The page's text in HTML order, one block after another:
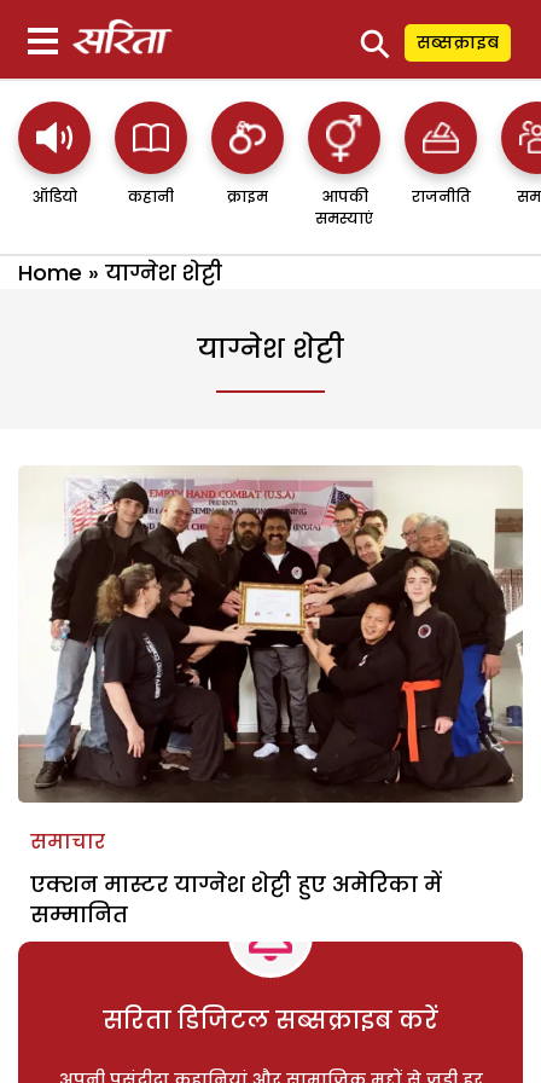
⚲ सब्सक्राइब
ऑडियो कहानी क्राइम
आपकी
समस्याएं
राजनीति
Home » याग्नेश शेट्टी
याग्नेश शेट्टी
समाचार
एक्शन मास्टर याग्नेश शेट्टी हुए अमेरिका में
सम्मानित
सरिता डिजिटल सब्सक्राइब करें